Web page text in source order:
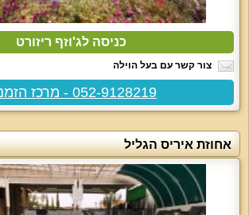
כניסה לג'וזף ריזורט
צור קשר עם בעל הוילה
052-9128219 - מרכז הזמנות
אחוזת איריס הגליל